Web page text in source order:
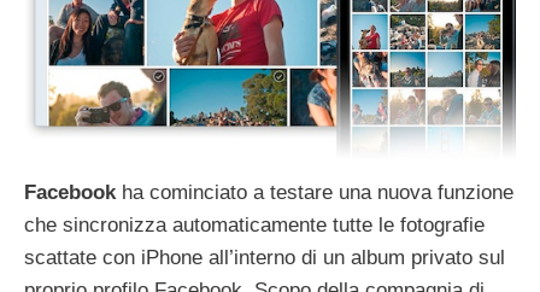
Facebookha cominciato a testare una nuova funzione
che sincronizza automaticamente tutte le fotografie
scattate con iPhone all’interno di un album privato sul